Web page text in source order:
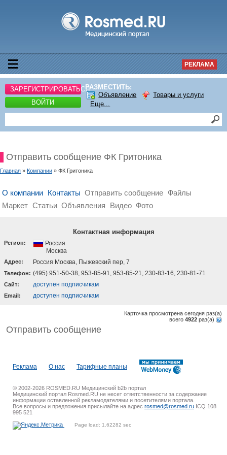
РЕКЛАМА
ЗАРЕГИСТРИРОВАТЬСЯ
ВОЙТИ
РАЗМЕСТИТЬ:
Объявление
Товары и услуги
Еще...
Отправить сообщение ФК Гритоника
Главная » Компании » ФК Гритоника
О компании Контакты Отправить сообщение Файлы
Маркет Статьи Объявления Видео Фото
Контактная информация
Регион:
Россия
Москва
Адрес: Россия Москва, Пыжевский пер, 7
Телефон: (495) 951-50-38, 953-85-91, 953-85-21, 230-83-16, 230-81-71
Cайт: доступен подписчикам
Email: доступен подписчикам
Карточка просмотрена сегодня раз(a)
всего 4922 раз(a)
Отправить сообщение
Реклама О нас Тарифные планы
© 2002-2026 ROSMED.RU Медицинский b2b портал
Медицинский портал Rosmed.RU не несет ответственности за содержание
информации оставленной рекламодателями и посетителями портала.
Все вопросы и предложения присылайте на адрес rosmed@rosmed.ru ICQ 108
995 521
Page load: 1.62282 sec